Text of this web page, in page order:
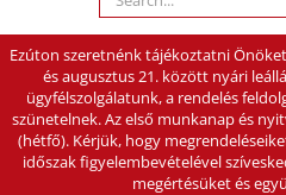
Ezúton szeretnénk tájékoztatni
és augusztus 21. között nyári
ügyfélszolgálatunk, a rendelés
szünetelnek. Az első munkanap és
(hétfő). Kérjük, hogy
időszak figyelembevételével
megértésüket és